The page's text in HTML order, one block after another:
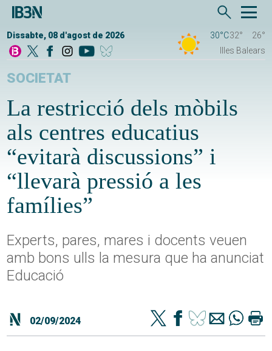
Dissabte, 08 d'agost de 2026 30°C32°
26°
Illes Balears
SOCIETAT
La restricció dels mòbils
als centres educatius
“evitarà discussions” i
“llevarà pressió a les
famílies”
Experts, pares, mares i docents veuen
amb bons ulls la mesura que ha anunciat
Educació
02/09/2024